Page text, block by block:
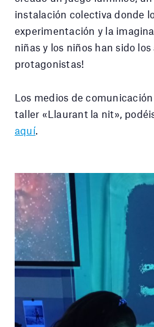
instalación colectiva donde
experimentación y la
niñas y los niños han sido
protagonistas!
Los medios de
taller «Llaurant la nit»,
aquí.